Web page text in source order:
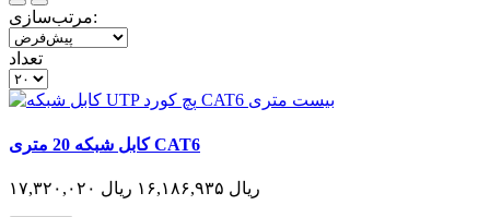
مرتب‌سازی:
تعداد
کابل شبکه 20 متری CAT6
۱۷,۳۲۰,۰۲۰ ریال ۱۶,۱۸۶,۹۳۵ ریال